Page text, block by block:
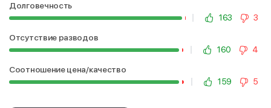
Долговечность
163
3
Отсутствие разводов
160
4
Соотношение цена/качество
159
5